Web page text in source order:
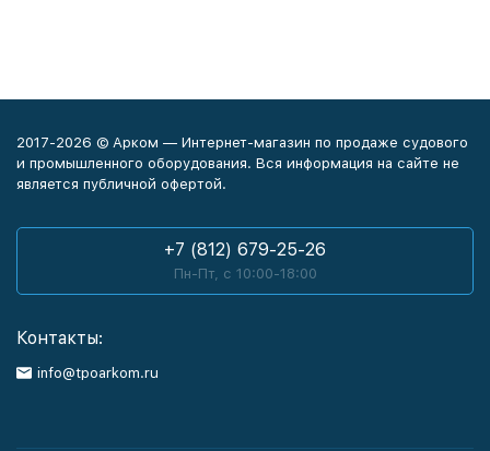
2017-2026 © Арком — Интернет-магазин по продаже судового
и промышленного оборудования. Вся информация на сайте не
является публичной офертой.
+7 (812) 679-25-26
Пн-Пт, с 10:00-18:00
Контакты:
info@tpoarkom.ru